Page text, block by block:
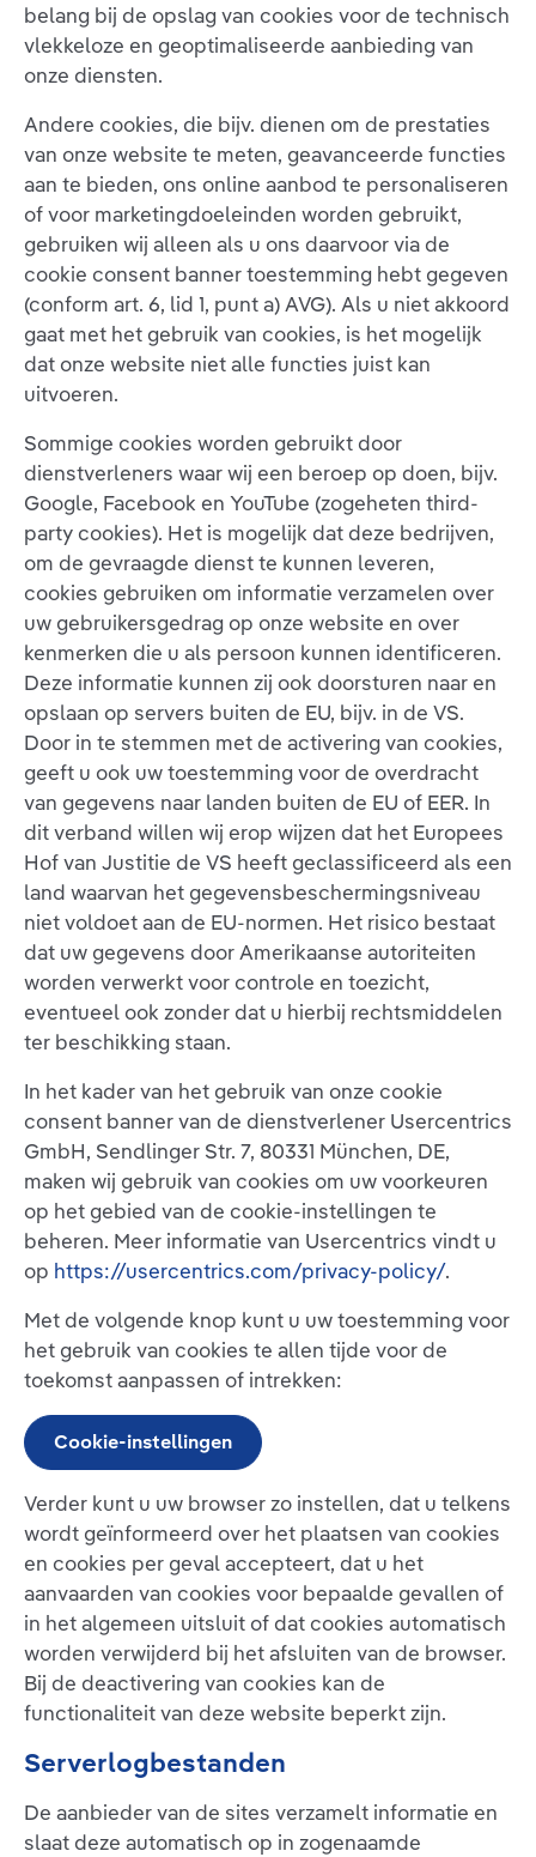
belang bij de opslag van cookies voor de technisch
vlekkeloze en geoptimaliseerde aanbieding van
onze diensten.
Andere cookies, die bijv. dienen om de prestaties
van onze website te meten, geavanceerde functies
aan te bieden, ons online aanbod te personaliseren
of voor marketingdoeleinden worden gebruikt,
gebruiken wij alleen als u ons daarvoor via de
cookie consent banner toestemming hebt gegeven
(conform art. 6, lid 1, punt a) AVG). Als u niet akkoord
gaat met het gebruik van cookies, is het mogelijk
dat onze website niet alle functies juist kan
uitvoeren.
Sommige cookies worden gebruikt door
dienstverleners waar wij een beroep op doen, bijv.
Google, Facebook en YouTube (zogeheten third-
party cookies). Het is mogelijk dat deze bedrijven,
om de gevraagde dienst te kunnen leveren,
cookies gebruiken om informatie verzamelen over
uw gebruikersgedrag op onze website en over
kenmerken die u als persoon kunnen identificeren.
Deze informatie kunnen zij ook doorsturen naar en
opslaan op servers buiten de EU, bijv. in de VS.
Door in te stemmen met de activering van cookies,
geeft u ook uw toestemming voor de overdracht
van gegevens naar landen buiten de EU of EER. In
dit verband willen wij erop wijzen dat het Europees
Hof van Justitie de VS heeft geclassificeerd als een
land waarvan het gegevensbeschermingsniveau
niet voldoet aan de EU-normen. Het risico bestaat
dat uw gegevens door Amerikaanse autoriteiten
worden verwerkt voor controle en toezicht,
eventueel ook zonder dat u hierbij rechtsmiddelen
ter beschikking staan.
In het kader van het gebruik van onze cookie
consent banner van de dienstverlener Usercentrics
GmbH, Sendlinger Str. 7, 80331 München, DE,
maken wij gebruik van cookies om uw voorkeuren
op het gebied van de cookie-instellingen te
beheren. Meer informatie van Usercentrics vindt u
op https://usercentrics.com/privacy-policy/.
Met de volgende knop kunt u uw toestemming voor
het gebruik van cookies te allen tijde voor de
toekomst aanpassen of intrekken:
Cookie-instellingen
Verder kunt u uw browser zo instellen, dat u telkens
wordt geïnformeerd over het plaatsen van cookies
en cookies per geval accepteert, dat u het
aanvaarden van cookies voor bepaalde gevallen of
in het algemeen uitsluit of dat cookies automatisch
worden verwijderd bij het afsluiten van de browser.
Bij de deactivering van cookies kan de
functionaliteit van deze website beperkt zijn.
Serverlogbestanden
De aanbieder van de sites verzamelt informatie en
slaat deze automatisch op in zogenaamde